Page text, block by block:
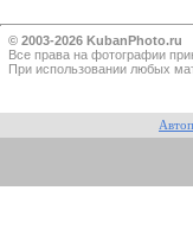
© 2003-2026 KubanPhoto.ru
Все прaва на фотографии
При использовании любых